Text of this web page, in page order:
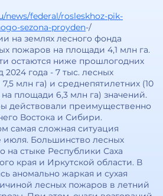
news/federal/rosleskhoz-pik-
sezona-proyden-/
на землях лесного фонда
пожаров на площади 4,1 млн га.
остаются ниже прошлогодних
года - 7 тыс. лесных
млн га) и среднепятилетних (10
площади 6,3 млн га) значений.
действовали преимущественно
Востока и Сибири.
самая сложная ситуация
июля. Большинство лесных
на стыке Республики Саха
края и Иркутской области. В
аномально жаркая и сухая
лесных пожаров в летний